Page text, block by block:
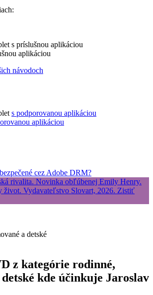
s príslušnou aplikáciou
aplikáciou
návodoch
s podporovanou aplikáciou
aplikáciou
cez Adobe DRM?
a detské
z kategórie rodinné,
kde účinkuje Jaroslav